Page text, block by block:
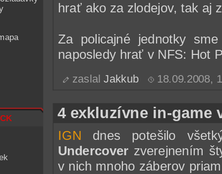
hrať ako za zlodejov, tak aj
Za policajné jednotky
naposledy hrať v NFS: Hot
zaslalJakkub 18.09.2008,
4 exkluzívne in-game
IGN dnes potešilo
Undercover zverejnením
v nich mnoho záberov